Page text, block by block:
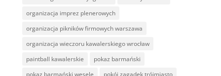
organizacja imprez plenerowych
organizacja pikników firmowych warszawa
organizacja wieczoru kawalerskiego wrocław
paintball kawalerskie
pokaz barmański
pokaz barmański wesele
pokój zagadek trójmiasto